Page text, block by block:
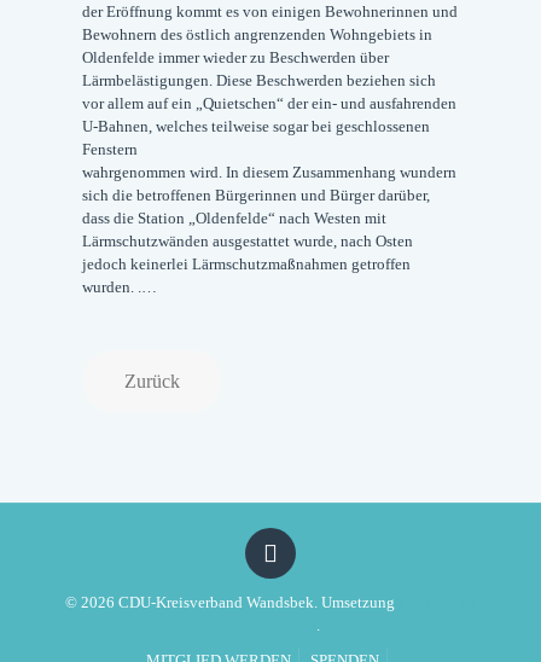
der Eröffnung kommt es von einigen Bewohnerinnen und
Bewohnern des östlich angrenzenden Wohngebiets in
Oldenfelde immer wieder zu Beschwerden über
Lärmbelästigungen. Diese Beschwerden beziehen sich
vor allem auf ein „Quietschen“ der ein- und ausfahrenden
U-Bahnen, welches teilweise sogar bei geschlossenen
Fenstern
wahrgenommen wird. In diesem Zusammenhang wundern
sich die betroffenen Bürgerinnen und Bürger darüber,
dass die Station „Oldenfelde“ nach Westen mit
Lärmschutzwänden ausgestattet wurde, nach Osten
jedoch keinerlei Lärmschutzmaßnahmen getroffen
wurden. .…
Zurück
© 2026 CDU-Kreisverband Wandsbek. Umsetzung
.